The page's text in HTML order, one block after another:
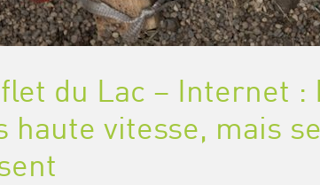
du Lac – Internet :
haute vitesse, mais